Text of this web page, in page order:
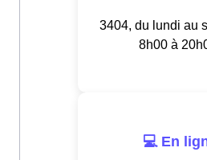
3404, du lundi au
8h00 à
💻 En